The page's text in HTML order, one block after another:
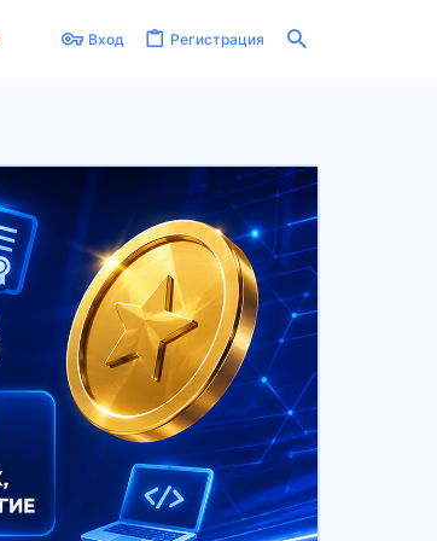
Вход Регистрация